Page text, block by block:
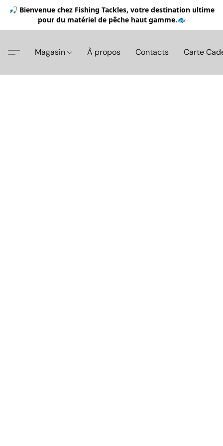
🎣 Bienvenue chez Fishing Tackles, votre destination ultime
pour du matériel de pêche haut gamme.🐟
Magasin À propos Contacts Carte